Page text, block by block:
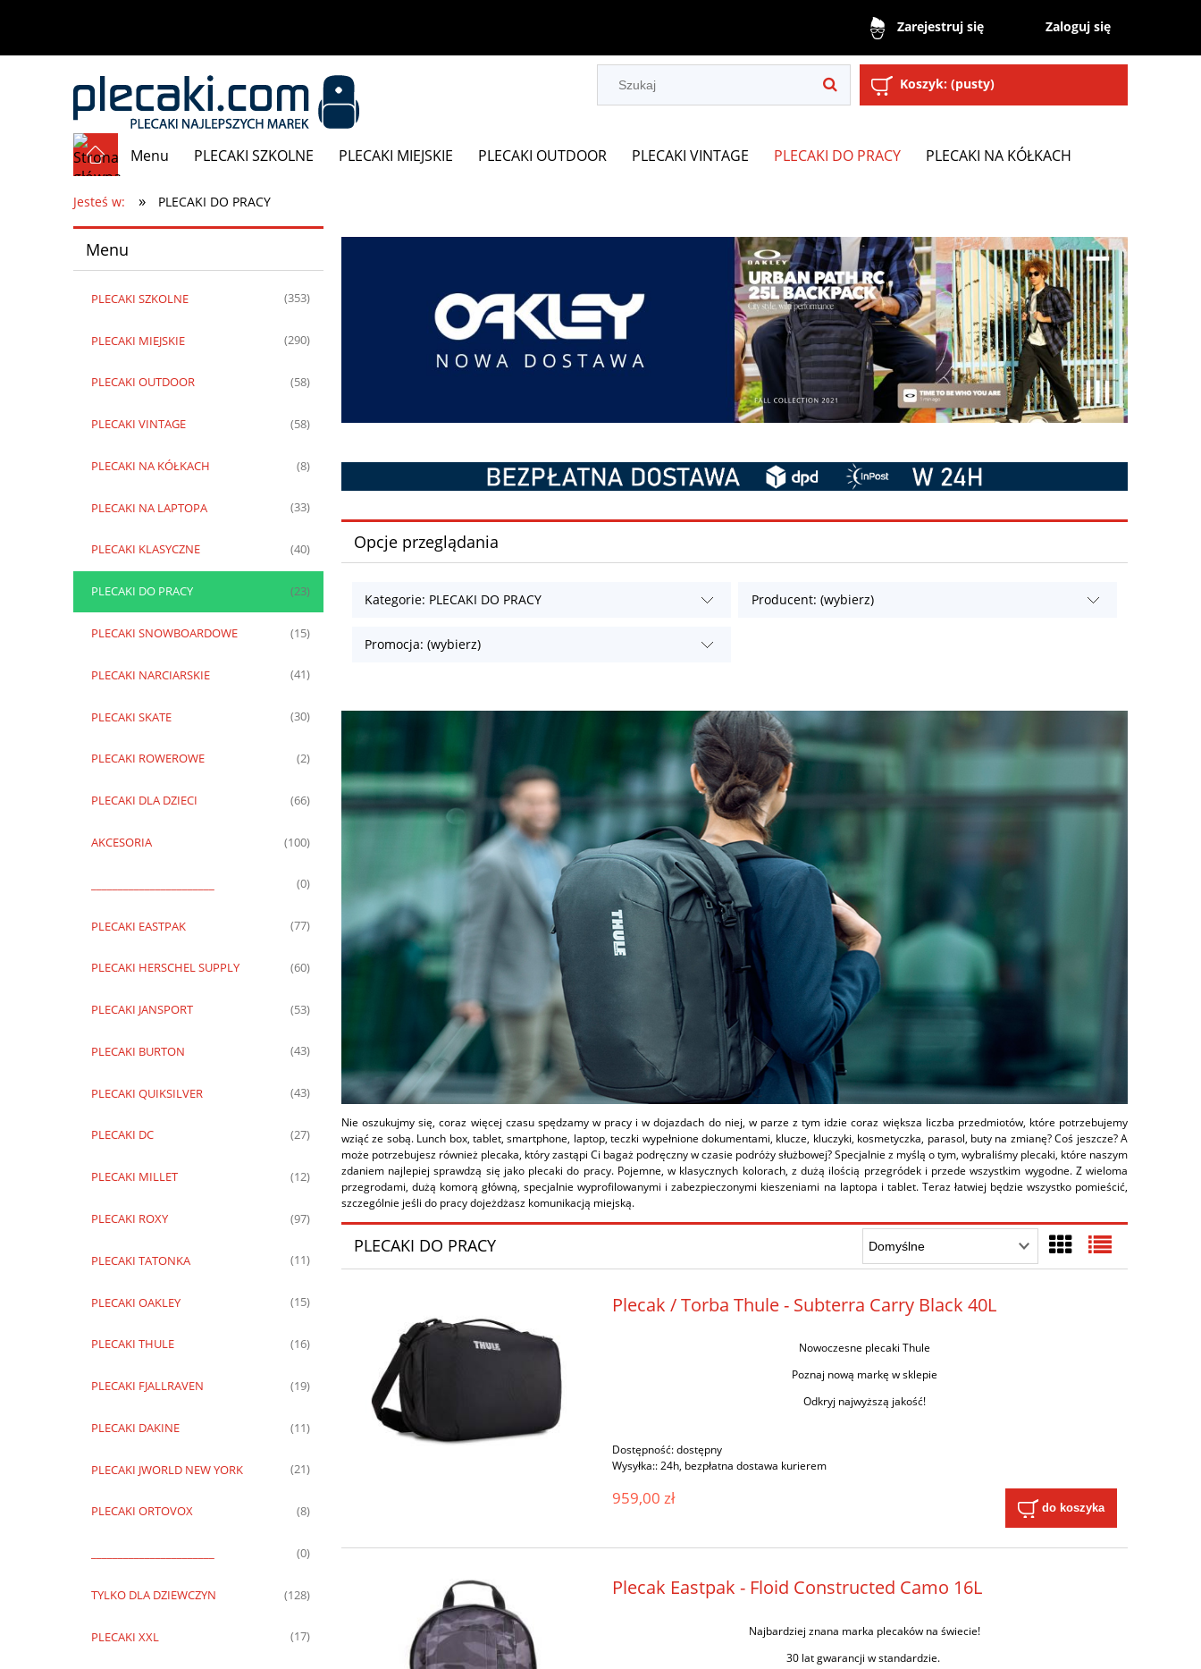
Zarejestruj się Zaloguj się
Koszyk: (pusty)
Menu PLECAKI SZKOLNE PLECAKI MIEJSKIE PLECAKI OUTDOOR PLECAKI VINTAGE PLECAKI DO PRACY PLECAKI NA KÓŁKACH
Promocje
Jesteś w: » PLECAKI DO PRACY
Menu
PLECAKI SZKOLNE (353)
PLECAKI MIEJSKIE (290)
PLECAKI OUTDOOR (58)
PLECAKI VINTAGE (58)
PLECAKI NA KÓŁKACH (8)
PLECAKI NA LAPTOPA (33)
PLECAKI KLASYCZNE (40)
PLECAKI DO PRACY (23)
PLECAKI SNOWBOARDOWE (15)
PLECAKI NARCIARSKIE (41)
PLECAKI SKATE (30)
PLECAKI ROWEROWE (2)
PLECAKI DLA DZIECI (66)
AKCESORIA (100)
(0)
PLECAKI EASTPAK (77)
PLECAKI HERSCHEL SUPPLY (60)
PLECAKI JANSPORT (53)
PLECAKI BURTON (43)
PLECAKI QUIKSILVER (43)
PLECAKI DC (27)
PLECAKI MILLET (12)
PLECAKI ROXY (97)
PLECAKI TATONKA (11)
PLECAKI OAKLEY (15)
PLECAKI THULE (16)
PLECAKI FJALLRAVEN (19)
PLECAKI DAKINE (11)
PLECAKI JWORLD NEW YORK (21)
PLECAKI ORTOVOX (8)
(0)
TYLKO DLA DZIEWCZYN (128)
PLECAKI XXL (17)
Opcje przeglądania
Kategorie: PLECAKI DO PRACY Producent: (wybierz)
Promocja: (wybierz)
Nie oszukujmy się, coraz więcej czasu spędzamy w pracy i w dojazdach do niej, w parze z tym idzie coraz większa liczba przedmiotów, które potrzebujemy
wziąć ze sobą. Lunch box, tablet, smartphone, laptop, teczki wypełnione dokumentami, klucze, kluczyki, kosmetyczka, parasol, buty na zmianę? Coś jeszcze? A
może potrzebujesz również plecaka, który zastąpi Ci bagaż podręczny w czasie podróży służbowej? Specjalnie z myślą o tym, wybraliśmy plecaki, które naszym
zdaniem najlepiej sprawdzą się jako plecaki do pracy. Pojemne, w klasycznych kolorach, z dużą ilością przegródek i przede wszystkim wygodne. Z wieloma
przegrodami, dużą komorą główną, specjalnie wyprofilowanymi i zabezpieczonymi kieszeniami na laptopa i tablet. Teraz łatwiej będzie wszystko pomieścić,
szczególnie jeśli do pracy dojeżdżasz komunikacją miejską.
PLECAKI DO PRACY
Plecak / Torba Thule - Subterra Carry Black 40L
Nowoczesne plecaki Thule
Poznaj nową markę w sklepie
Odkryj najwyższą jakość!
Dostępność:dostępny
Wysyłka::24h, bezpłatna dostawa kurierem
959,00 zł do koszyka
Plecak Eastpak - Floid Constructed Camo 16L
Najbardziej znana marka plecaków na świecie!
30 lat gwarancji w standardzie.